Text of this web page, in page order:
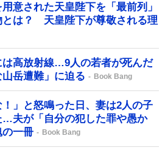
意された天皇陛下を「最前列」
とは？ 天皇陛下が尊敬される理
は高放射線…9人の若者が死んだ
山岳遭難」に迫る
Book Bang
！」と怒鳴った日、妻は2人の子
…夫が「自分の犯した罪や愚か
の一冊
Book Bang